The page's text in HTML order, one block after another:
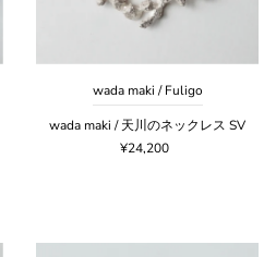
wada maki / Fuligo
wada maki / 天川のネックレス SV
¥24,200